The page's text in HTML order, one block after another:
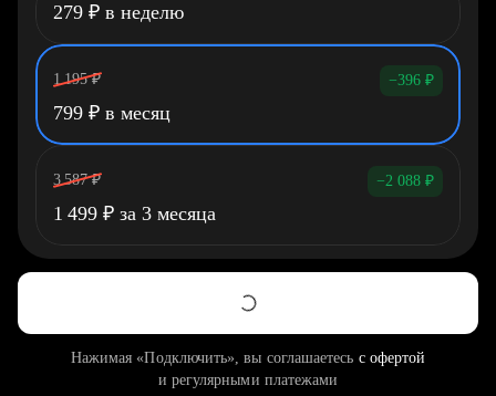
279 ₽ в неделю
1 195 ₽ −396 ₽
799 ₽ в месяц
3 587 ₽ −2 088 ₽
1 499 ₽ за 3 месяца
Нажимая «Подключить», вы соглашаетесь с офертой
и регулярными платежами